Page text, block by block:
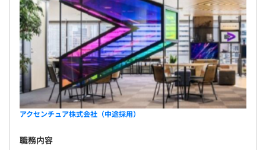
無期雇用
6か月（※同条件）
アクセンチュア株式会社（中途採用）
職務内容